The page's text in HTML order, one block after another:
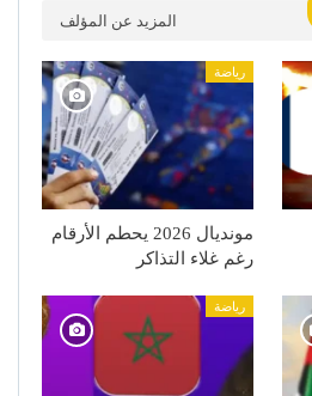
المزيد عن المؤلف
رياضة
مونديال 2026 يحطم الأرقام
رغم غلاء التذاكر
رياضة